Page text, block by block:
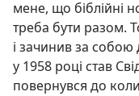
мене, що біблійні
треба бути разом.
і зачинив за собою
у 1958 році став
повернувся до